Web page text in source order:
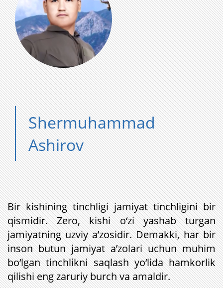
Shermuhammad
Ashirov
Bir kishining tinchligi jamiyat tinchligini bir
qismidir. Zero, kishi o‘zi yashab turgan
jamiyatning uzviy a’zosidir. Demakki, har bir
inson butun jamiyat a’zolari uchun muhim
bo‘lgan tinchlikni saqlash yo‘lida hamkorlik
qilishi eng zaruriy burch va amaldir.